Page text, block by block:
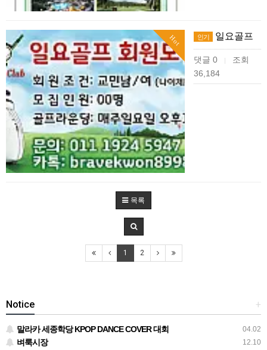
Hot 인기 일요골프
댓글 0 |
조회
36,184
목록
1 2
+
Notice
04.02
말라카 세종학당 KPOP DANCE COVER 대회
12.10
벼룩시장